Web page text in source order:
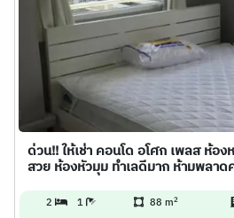
ด่วน!! ให้เช่า คอนโด อโศก เพลส ห้อง
สวย ห้องหัวมุม ทำเลดีมาก ห้ามพลาด
2 1 88 m2